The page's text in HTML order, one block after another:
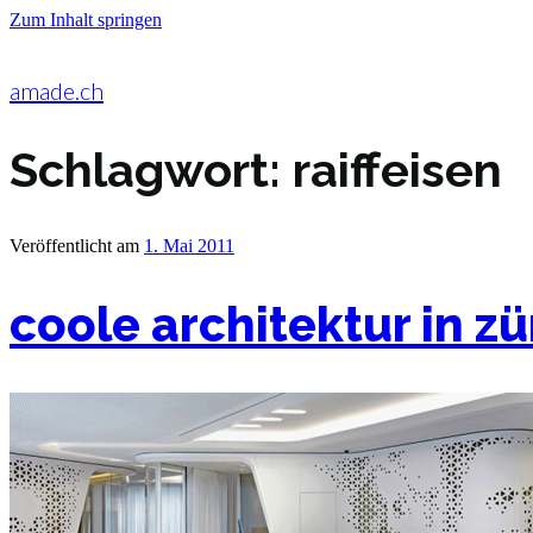
Zum Inhalt springen
amade.ch
Schlagwort: raiffeisen
Veröffentlicht am 1. Mai 2011
coole architektur in